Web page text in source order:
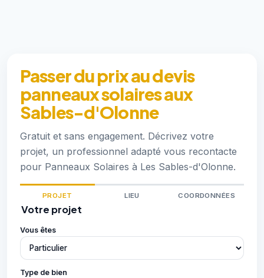
Passer du prix au devis
panneaux solaires aux
Sables-d'Olonne
Gratuit et sans engagement. Décrivez votre
projet, un professionnel adapté vous recontacte
pour Panneaux Solaires à Les Sables-d'Olonne.
PROJET LIEU COORDONNÉES
Votre projet
Vous êtes
Type de bien